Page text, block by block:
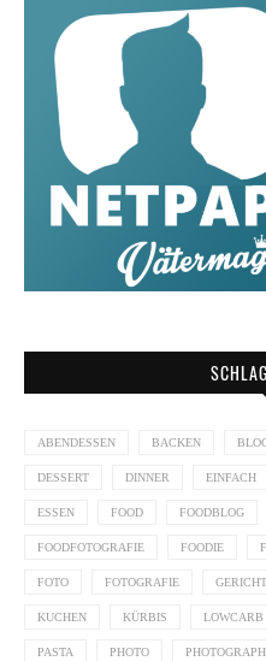
ABENDESSEN BACKEN
DESSERT DINNER EINFACH
ESSEN FOOD FOODBLOG
FOODFOTOGRAFIE FOODIE
FOTO FOTOGRAFIE GERICHT
KUCHEN KÜRBIS LOWCARB
PASTA PHOTO